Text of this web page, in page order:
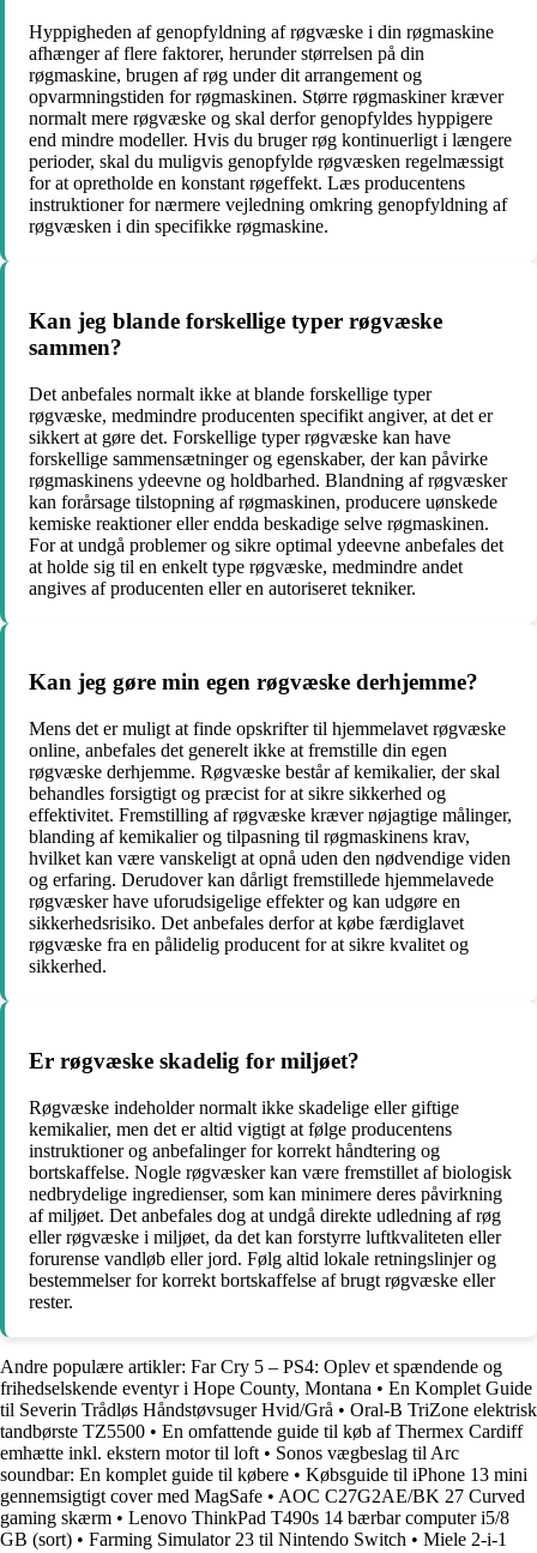
Hyppigheden af genopfyldning af røgvæske i din røgmaskine
afhænger af flere faktorer, herunder størrelsen på din
røgmaskine, brugen af røg under dit arrangement og
opvarmningstiden for røgmaskinen. Større røgmaskiner kræver
normalt mere røgvæske og skal derfor genopfyldes hyppigere
end mindre modeller. Hvis du bruger røg kontinuerligt i længere
perioder, skal du muligvis genopfylde røgvæsken regelmæssigt
for at opretholde en konstant røgeffekt. Læs producentens
instruktioner for nærmere vejledning omkring genopfyldning af
røgvæsken i din specifikke røgmaskine.
Kan jeg blande forskellige typer røgvæske
sammen?
Det anbefales normalt ikke at blande forskellige typer
røgvæske, medmindre producenten specifikt angiver, at det er
sikkert at gøre det. Forskellige typer røgvæske kan have
forskellige sammensætninger og egenskaber, der kan påvirke
røgmaskinens ydeevne og holdbarhed. Blandning af røgvæsker
kan forårsage tilstopning af røgmaskinen, producere uønskede
kemiske reaktioner eller endda beskadige selve røgmaskinen.
For at undgå problemer og sikre optimal ydeevne anbefales det
at holde sig til en enkelt type røgvæske, medmindre andet
angives af producenten eller en autoriseret tekniker.
Kan jeg gøre min egen røgvæske derhjemme?
Mens det er muligt at finde opskrifter til hjemmelavet røgvæske
online, anbefales det generelt ikke at fremstille din egen
røgvæske derhjemme. Røgvæske består af kemikalier, der skal
behandles forsigtigt og præcist for at sikre sikkerhed og
effektivitet. Fremstilling af røgvæske kræver nøjagtige målinger,
blanding af kemikalier og tilpasning til røgmaskinens krav,
hvilket kan være vanskeligt at opnå uden den nødvendige viden
og erfaring. Derudover kan dårligt fremstillede hjemmelavede
røgvæsker have uforudsigelige effekter og kan udgøre en
sikkerhedsrisiko. Det anbefales derfor at købe færdiglavet
røgvæske fra en pålidelig producent for at sikre kvalitet og
sikkerhed.
Er røgvæske skadelig for miljøet?
Røgvæske indeholder normalt ikke skadelige eller giftige
kemikalier, men det er altid vigtigt at følge producentens
instruktioner og anbefalinger for korrekt håndtering og
bortskaffelse. Nogle røgvæsker kan være fremstillet af biologisk
nedbrydelige ingredienser, som kan minimere deres påvirkning
af miljøet. Det anbefales dog at undgå direkte udledning af røg
eller røgvæske i miljøet, da det kan forstyrre luftkvaliteten eller
forurense vandløb eller jord. Følg altid lokale retningslinjer og
bestemmelser for korrekt bortskaffelse af brugt røgvæske eller
rester.
Andre populære artikler: Far Cry 5 – PS4: Oplev et spændende og
frihedselskende eventyr i Hope County, Montana • En Komplet Guide
til Severin Trådløs Håndstøvsuger Hvid/Grå • Oral-B TriZone elektrisk
tandbørste TZ5500 • En omfattende guide til køb af Thermex Cardiff
emhætte inkl. ekstern motor til loft • Sonos vægbeslag til Arc
soundbar: En komplet guide til købere • Købsguide til iPhone 13 mini
gennemsigtigt cover med MagSafe • AOC C27G2AE/BK 27 Curved
gaming skærm • Lenovo ThinkPad T490s 14 bærbar computer i5/8
GB (sort) • Farming Simulator 23 til Nintendo Switch • Miele 2-i-1